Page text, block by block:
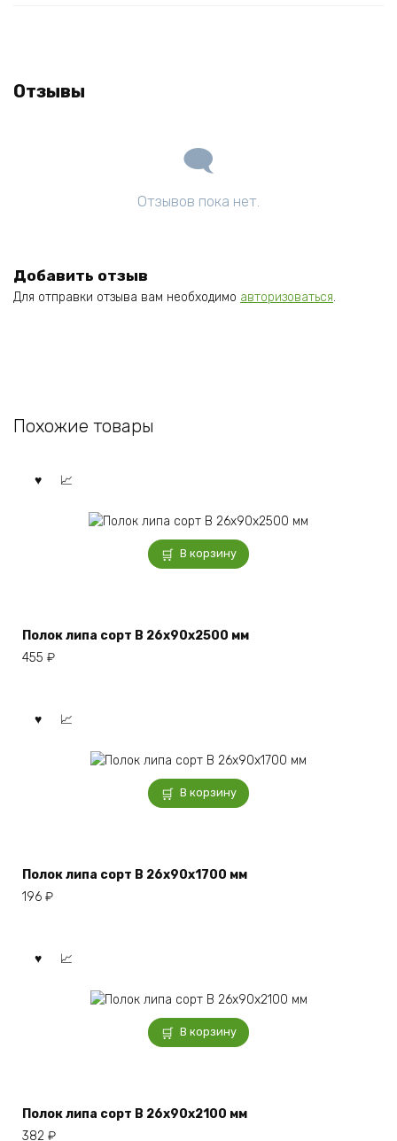
Отзывы
Отзывов пока нет.
Добавить отзыв
Для отправки отзыва вам необходимо авторизоваться.
Похожие товары
В корзину
Полок липа сорт В 26x90x2500 мм
455 ₽
В корзину
Полок липа сорт В 26x90x1700 мм
196 ₽
В корзину
Полок липа сорт В 26x90x2100 мм
382 ₽